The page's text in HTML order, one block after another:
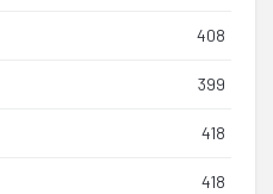
408
399
418
418